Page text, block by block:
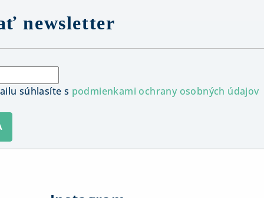
newsletter
súhlasíte s podmienkami ochrany osobných údajov